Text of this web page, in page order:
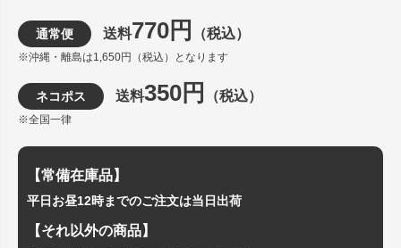
通常便 送料770円 （税込）
※沖縄・離島は1,650円（税込）となります
ネコポス 送料350円 （税込）
※全国一律
【常備在庫品】
平日お昼12時までのご注文は当日出荷
【それ以外の商品】